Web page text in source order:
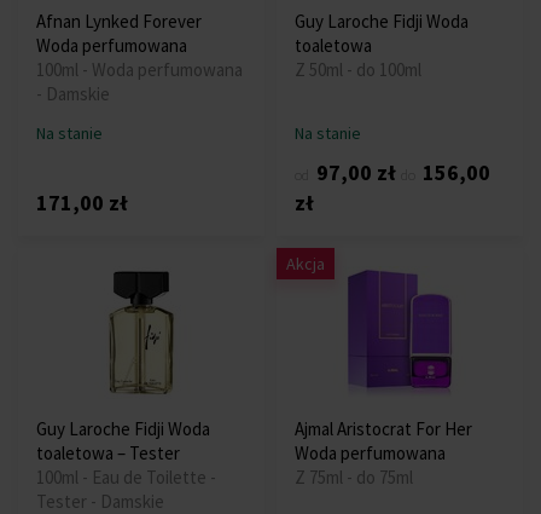
Afnan Lynked Forever
Woda perfumowana
100ml - Woda perfumowana
- Damskie
Na stanie
171,00 zł
Guy Laroche Fidji Woda
toaletowa
Z 50ml - do 100ml
Na stanie
97,00 zł
156,00
zł
Guy Laroche Fidji Woda
toaletowa – Tester
100ml - Eau de Toilette -
Tester - Damskie
Akcja
Ajmal Aristocrat For Her
Woda perfumowana
Z 75ml - do 75ml